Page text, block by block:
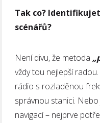
Tak co?
scénářů?
Není divu, že metoda
vždy tou nejlepší
rádio s rozladěnou
správnou stanici.
navigací – nejprve